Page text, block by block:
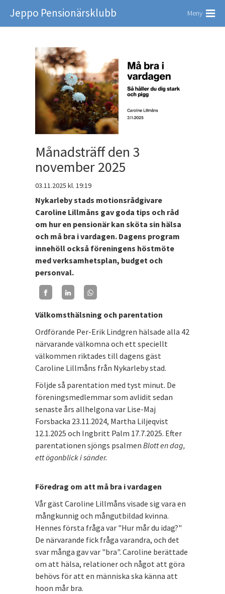
Jeppo Pensionärsklubb Meny
Månadsträff den 3
november 2025
03.11.2025 kl. 19:19
Nykarleby stads motionsrådgivare
Caroline Lillmåns gav goda tips och råd
om hur en pensionär kan sköta sin hälsa
och må bra i vardagen. Dagens program
innehöll också föreningens höstmöte
med verksamhetsplan, budget och
personval.
Välkomsthälsning och parentation
Ordförande Per-Erik Lindgren hälsade alla 42
närvarande välkomna och ett speciellt
välkommen riktades till dagens gäst
Caroline Lillmåns från Nykarleby stad.
Följde så parentation med tyst minut. De
föreningsmedlemmar som avlidit sedan
senaste års allhelgona var Lise-Maj
Forsbacka 23.11.2024, Martha Liljeqvist
12.1.2025 och Ingbritt Palm 17.7.2025. Efter
parentationen sjöngs psalmen Blott en dag,
ett ögonblick i sänder.
Föredrag om att må bra i vardagen
Vår gäst Caroline Lillmåns visade sig vara en
mångkunnig och mångutbildad kvinna.
Hennes första fråga var "Hur mår du idag?"
De närvarande fick fråga varandra, och det
svar många gav var "bra". Caroline berättade
om att hälsa, relationer och något att göra
behövs för att en människa ska känna att
hoon mår bra.